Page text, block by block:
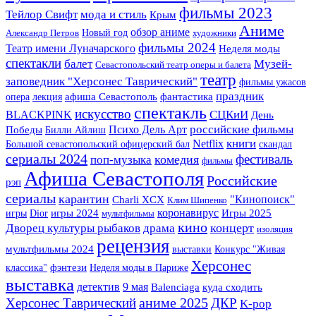
Тейлор Свифт мода и стиль Крым фильмы 2023
Александр Петров Новый год обзор аниме художники Аниме
Театр имени Луначарского фильмы 2024 Неделя моды
спектакли балет Севастопольский театр оперы и балета Музей-
заповедник "Херсонес Таврический" театр фильмы ужасов
опера лекция афиша Севастополь фантастика праздник
BLACKPINK искусство спектакль СЦКиИ День
Победы Билли Айлиш Психо Дель Арт российские фильмы
Большой севастопольский офицерский бал Netflix книги скандал
сериалы 2024 поп-музыка комедия фильмы фестиваль
рэп Афиша СевастополяРоссийские
сериалы карантин Charli XCX Клим Шипенко "Кинопоиск"
игры Dior игры 2024 мультфильмы коронавирус Игры 2025
Дворец культуры рыбаков драма кино концерт изоляция
мультфильмы 2024 рецензия выставки Конкурс "Живая
классика" фэнтези Неделя моды в Париже Херсонес
выставка детектив 9 мая Balenciaga куда сходить
Херсонес Таврическийаниме 2025 ДКР K-pop